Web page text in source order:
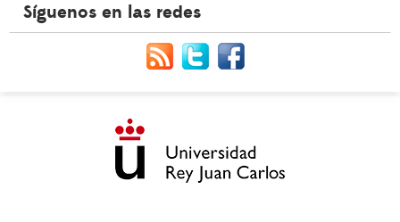
Síguenos en las redes